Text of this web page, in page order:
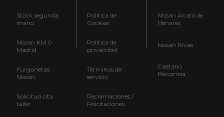
Stock segunda
mano
Nissan KM 0
Madrid
Furgonetas
Nissan
Solicitud cita
taller
Política de
Cookies
Política de
privacidad
Términos de
servicio
Reclamaciones /
Felicitaciones
Nissan Alcalá de
Henares
Nissan Rivas
Caetano
Reicomsa